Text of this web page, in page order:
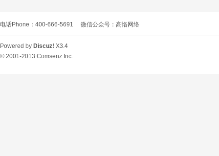
电话Phone：400-666-5691 微信公众号：高恪网络
Powered by Discuz! X3.4
© 2001-2013 Comsenz Inc.